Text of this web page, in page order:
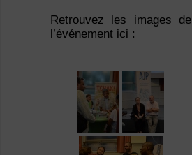
Retrouvez les images de
l’événement ici :